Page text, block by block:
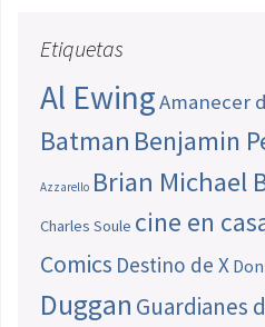
Etiquetas
Al EwingAmanecer
Batman Benjamin
Azzarello Brian Michael
Charles Soule cine en
Comics Destino de X
Duggan Guardianes